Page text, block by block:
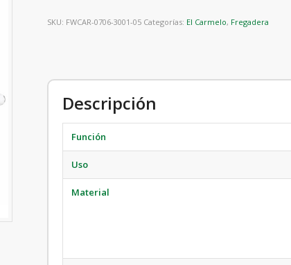
SKU: FWCAR-0706-3001-05 Categorías: El Carmelo, Fregadera
Descripción
Función
Uso
Material